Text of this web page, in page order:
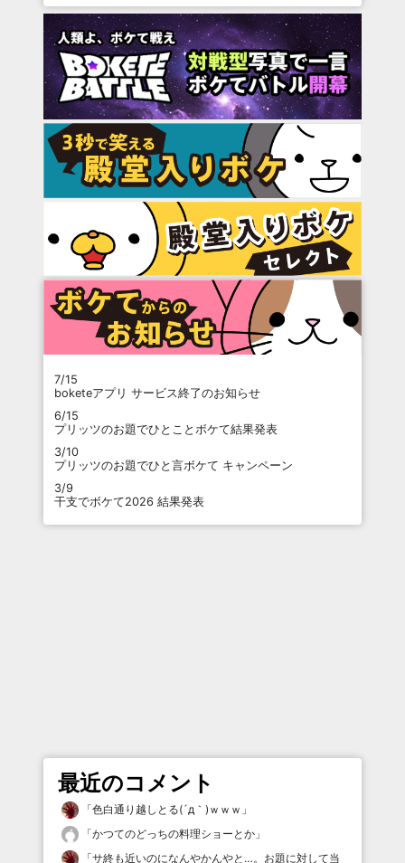
7/15
boketeアプリ サービス終了のお知らせ
6/15
プリッツのお題でひとことボケて結果発表
3/10
プリッツのお題でひと言ボケて キャンペーン
3/9
干支でボケて2026 結果発表
最近のコメント
「色白通り越しとる(´д｀)ｗｗｗ 」
「かつてのどっちの料理ショーとか 」
「サ終も近いのになんやかんやと…。お題に対して当